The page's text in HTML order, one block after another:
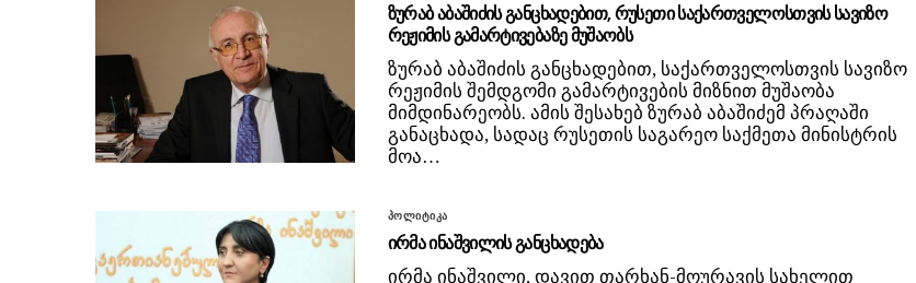
ზურაბ აბაშიძის განცხადებით, რუსეთი საქართველოსთვის სავიზო
რეჟიმის გამარტივებაზე მუშაობს
ზურაბ აბაშიძის განცხადებით, საქართველოსთვის სავიზო
რეჟიმის შემდგომი გამარტივების მიზნით მუშაობა
მიმდინარეობს. ამის შესახებ ზურაბ აბაშიძემ პრაღაში
განაცხადა, სადაც რუსეთის საგარეო საქმეთა მინისტრის
მოა…
პოლიტიკა
ირმა ინაშვილის განცხადება
ირმა ინაშვილი, დავით თარხან-მოურავის სახელით